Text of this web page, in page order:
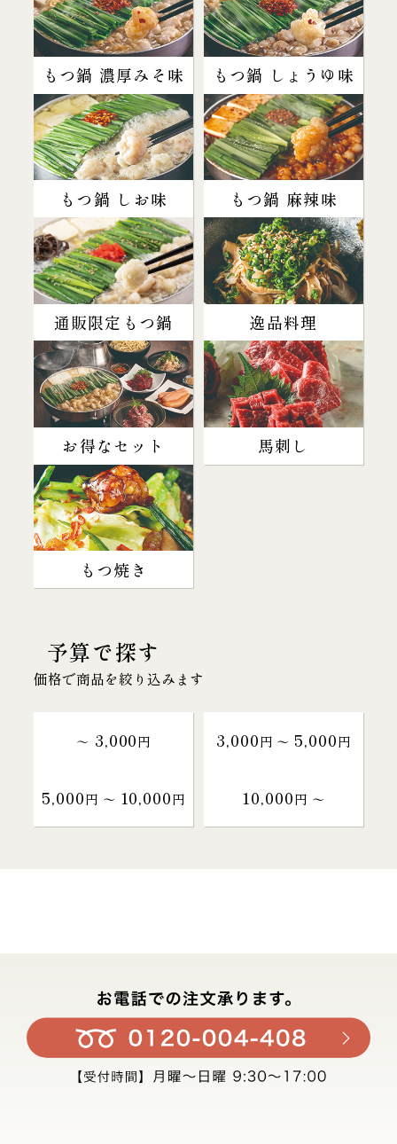
もつ鍋 濃厚みそ味 もつ鍋 しょうゆ味
もつ鍋 しお味 もつ鍋 麻辣味
通販限定もつ鍋 逸品料理
お得なセット 馬刺し
もつ焼き
予算で探す
価格で商品を絞り込みます
～ 3,000円 3,000円 〜 5,000円
5,000円 〜 10,000円 10,000円 〜